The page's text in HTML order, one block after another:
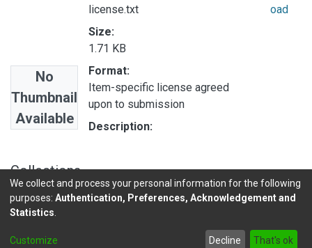
No
Thumbnail
Available
license.txt
Size:
1.71 KB
Format:
Item-specific license agreed
upon to submission
Description:
oad
Collections
INVESTIGACIONES DE BASE EN
DSpace software copyright © 2002-2026LYRASIS
We collect and process your personal information for the following
purposes: Authentication, Preferences, Acknowledgement and
Statistics
Customize Decline That's ok